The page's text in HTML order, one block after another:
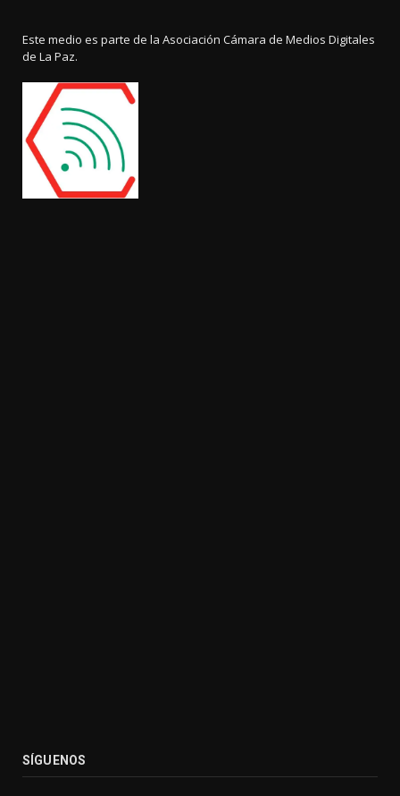
Este medio es parte de la Asociación Cámara de Medios Digitales
de La Paz.
SÍGUENOS